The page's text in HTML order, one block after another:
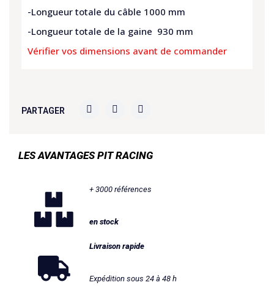
-Longueur totale du câble 1000 mm
-Longueur totale de la gaine 930 mm
Vérifier vos dimensions avant de commander
PARTAGER
LES AVANTAGES PIT RACING
+ 3000 références
en stock
Livraison rapide
Expédition sous 24 à 48 h